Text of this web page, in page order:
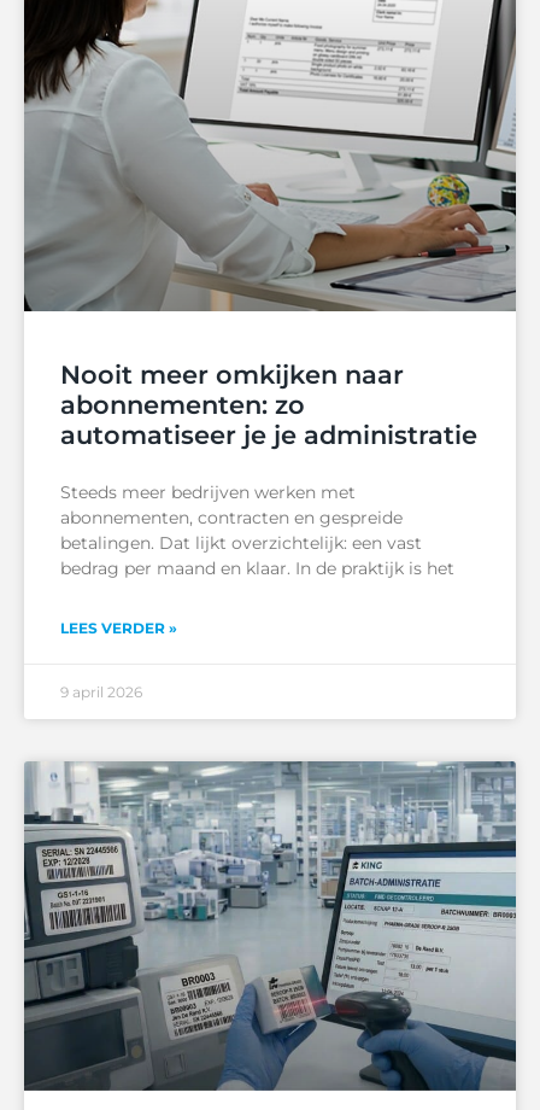
Nooit meer omkijken naar
abonnementen: zo
automatiseer je je administratie
Steeds meer bedrijven werken met
abonnementen, contracten en gespreide
betalingen. Dat lijkt overzichtelijk: een vast
bedrag per maand en klaar. In de praktijk is het
LEES VERDER »
9 april 2026